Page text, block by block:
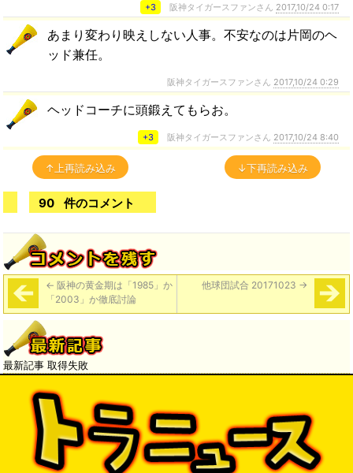
+3 阪神タイガースファンさん 2017,10/24 0:17
あまり変わり映えしない人事。不安なのは片岡のヘ
ッド兼任。
阪神タイガースファンさん 2017,10/24 0:29
ヘッドコーチに頭鍛えてもらお。
+3 阪神タイガースファンさん 2017,10/24 8:40
↑上再読み込み ↓下再読み込み
90 件のコメント
← 阪神の黄金期は「1985」か
「2003」か徹底討論
他球団試合 20171023 →
最新記事 取得失敗